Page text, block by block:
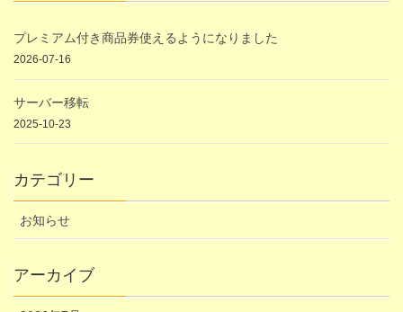
プレミアム付き商品券使えるようになりました
2026-07-16
サーバー移転
2025-10-23
カテゴリー
お知らせ
アーカイブ